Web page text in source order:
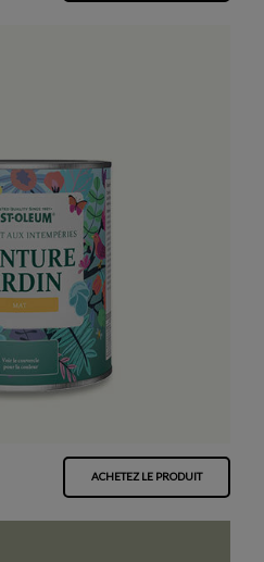
ACHETEZ LE PRODUIT